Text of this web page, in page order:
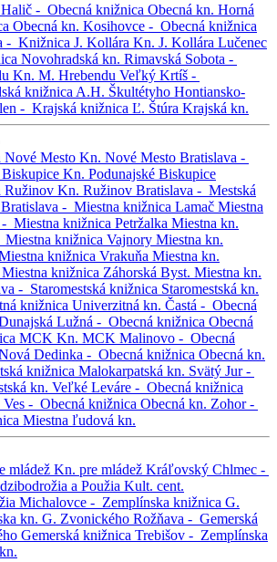
Halič - Obecná knižnica Obecná kn. Horná
Obecná kn. Kosihovce - Obecná knižnica
- Knižnica J. Kollára Kn. J. Kollára Lučenec
Novohradská kn. Rimavská Sobota -
Kn. M. Hrebendu Veľký Krtíš -
knižnica A.H. Škultétyho Hontiansko-
- Krajská knižnica Ľ. Štúra Krajská kn.
Nové Mesto Kn. Nové Mesto Bratislava -
Kn. Podunajské Biskupice
Ružinov Kn. Ružinov Bratislava - Mestská
Bratislava - Miestna knižnica Lamač Miestna
Miestna knižnica Petržalka Miestna kn.
Miestna knižnica Vajnory Miestna kn.
knižnica Vrakuňa Miestna kn.
Miestna knižnica Záhorská Byst. Miestna kn.
- Staromestská knižnica Staromestská kn.
knižnica Univerzitná kn. Častá - Obecná
Lužná - Obecná knižnica Obecná
MCK Kn. MCK Malinovo - Obecná
Dedinka - Obecná knižnica Obecná kn.
knižnica Malokarpatská kn. Svätý Jur -
kn. Veľké Leváre - Obecná knižnica
Ves - Obecná knižnica Obecná kn. Zohor -
Miestna ľudová kn.
mládež Kn. pre mládež Kráľovský Chlmec -
a Použia Kult. cent.
Michalovce - Zemplínska knižnica G.
kn. G. Zvonického Rožňava - Gemerská
Gemerská knižnica Trebišov - Zemplínska